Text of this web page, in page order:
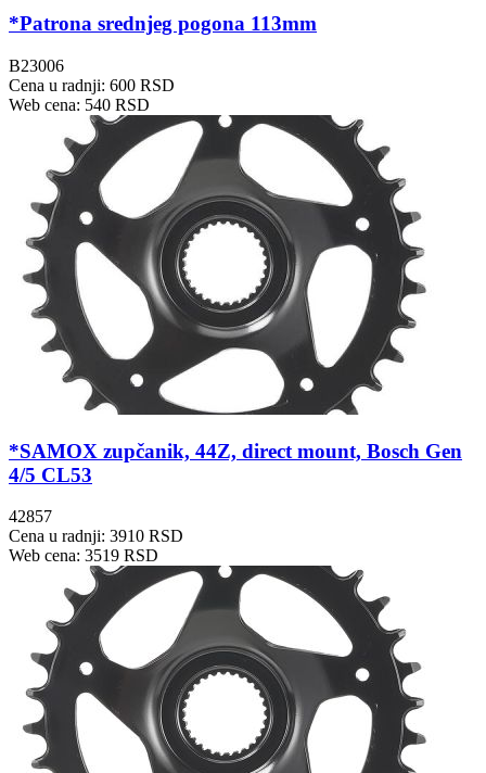
*Patrona srednjeg pogona 113mm
B23006
Cena u radnji: 600 RSD
Web cena: 540 RSD
*SAMOX zupčanik, 44Z, direct mount, Bosch Gen
4/5 CL53
42857
Cena u radnji: 3910 RSD
Web cena: 3519 RSD